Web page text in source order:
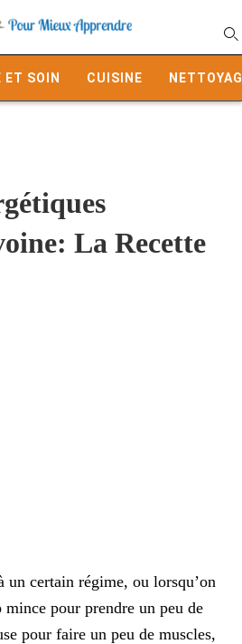
ET SOIN CUISINE
La Recette
un certain régime, ou lorsqu’on
pour prendre un peu de
pour faire un peu de muscles,